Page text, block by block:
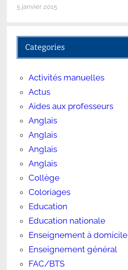
5 janvier 2015
Categories
Activités manuelles
Actus
Aides aux professeurs
Anglais
Anglais
Anglais
Anglais
Collège
Coloriages
Education
Education nationale
Enseignement à domicile
Enseignement général
FAC/BTS